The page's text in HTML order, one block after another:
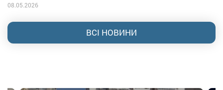
08.05.2026
ВСІ НОВИНИ